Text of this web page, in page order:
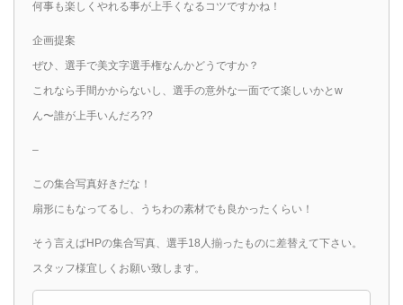
何事も楽しくやれる事が上手くなるコツですかね！
企画提案
ぜひ、選手で美文字選手権なんかどうですか？
これなら手間かからないし、選手の意外な一面でて楽しいかとw
ん〜誰が上手いんだろ??
–
この集合写真好きだな！
扇形にもなってるし、うちわの素材でも良かったくらい！
そう言えばHPの集合写真、選手18人揃ったものに差替えて下さい。
スタッフ様宜しくお願い致します。